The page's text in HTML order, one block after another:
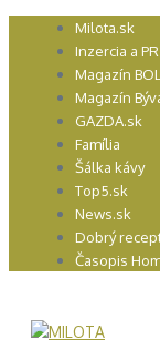
Preskočiť Milota.sk
Inzercia a
Magazín
Magazín
GAZDA.sk
Família
Šálka kávy
Top5.sk
News.sk
Dobrý
Časopis